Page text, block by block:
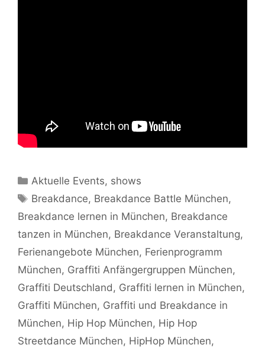
Kategorien
Aktuelle Events, shows
Schlagwörter
Breakdance, Breakdance Battle München,
Breakdance lernen in München, Breakdance
tanzen in München, Breakdance Veranstaltung,
Ferienangebote München, Ferienprogramm
München, Graffiti Anfängergruppen München,
Graffiti Deutschland, Graffiti lernen in München,
Graffiti München, Graffiti und Breakdance in
München, Hip Hop München, Hip Hop
Streetdance München, HipHop München,